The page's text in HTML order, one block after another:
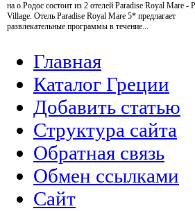
на о.Родос состоит из 2 отелей Paradise Royal Mare -
Village. Отель Paradise Royal Mare 5* предлагает
развлекательные программы в течение...
Главная
Каталог Греции
Добавить статью
Структура сайта
Обратная связь
Обмен ссылками
Сайт